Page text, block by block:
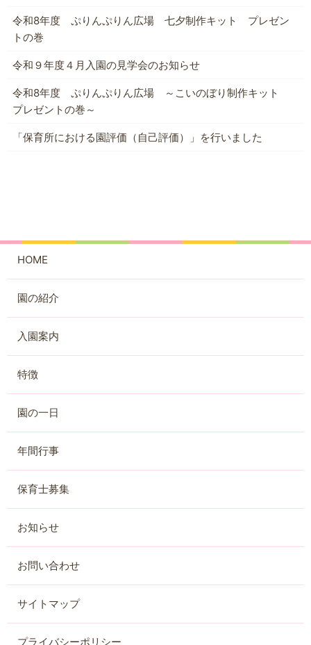
令和8年度 ぷりんぷりん広場 七夕制作キット プレゼン
トの巻
令和９年度４月入園の見学会のお知らせ
令和8年度 ぷりんぷりん広場 ～こいのぼり制作キット
プレゼントの巻～
「保育所における園評価（自己評価）」を行いました
HOME
園の紹介
入園案内
特徴
園の一日
年間行事
保育士募集
お知らせ
お問い合わせ
サイトマップ
プライバシーポリシー